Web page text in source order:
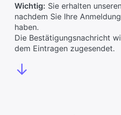
Wichtig: Sie erhalten
nachdem Sie Ihre
haben.
Die Bestätigungsnachricht
dem Eintragen zugesendet.
↓